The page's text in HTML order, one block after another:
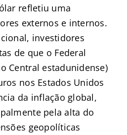
refletiu uma
externos e internos.
investidores
de que o Federal
Central estadunidense)
nos Estados Unidos
da inflação global,
pela alta do
geopolíticas